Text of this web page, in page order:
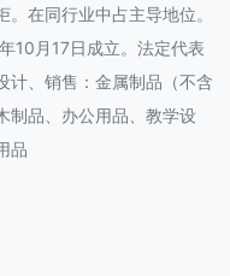
在同行业中占主导地位。
10月17日成立。法定代表
计、销售：金属制品（不含
制品、办公用品、教学设
品